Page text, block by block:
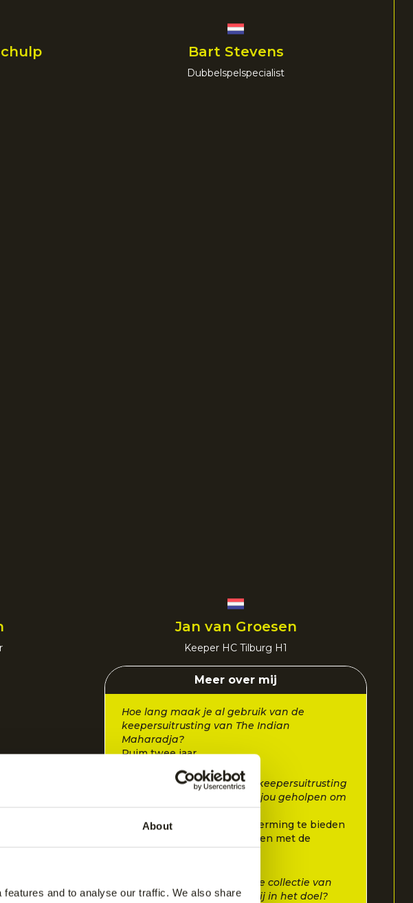
About
and to analyse our traffic. We also share
Bart Stevens
Dubbelspelspecialist
Jan van Groesen
Keeper HC Tilburg H1
Meer over mij
Hoe lang maak je al gebruik van de
keepersuitrusting van The Indian
Maharadja?
Ruim twee jaar.
Op welke manier heeft de keepersuitrusting
van The Indian Maharadja jou geholpen om
je spel te verbeteren?
Door extreem goede bescherming te bieden
en door constant te evalueren met de
Met welke materialen uit de collectie van
The Indian Maharadja sta jij in het doel?